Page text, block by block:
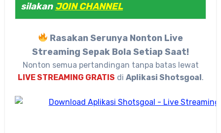
silakan JOIN CHANNEL
Rasakan Serunya Nonton Live
Streaming Sepak Bola Setiap Saat!
Nonton semua pertandingan tanpa batas lewat
LIVE STREAMING GRATIS di Aplikasi Shotsgoal.